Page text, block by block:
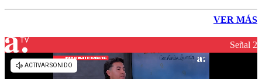
VER MÁS
Señal 2